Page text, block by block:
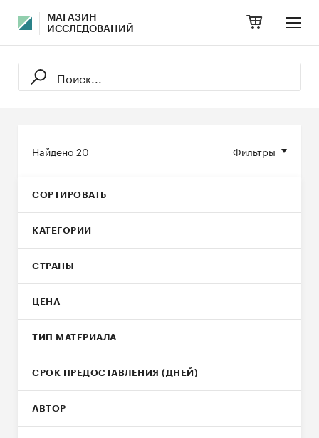
МАГАЗИН
ИССЛЕДОВАНИЙ
Фильтры
Найдено20
СОРТИРОВАТЬ
КАТЕГОРИИ
СТРАНЫ
ЦЕНА
ТИП МАТЕРИАЛА
СРОК ПРЕДОСТАВЛЕНИЯ (ДНЕЙ)
АВТОР